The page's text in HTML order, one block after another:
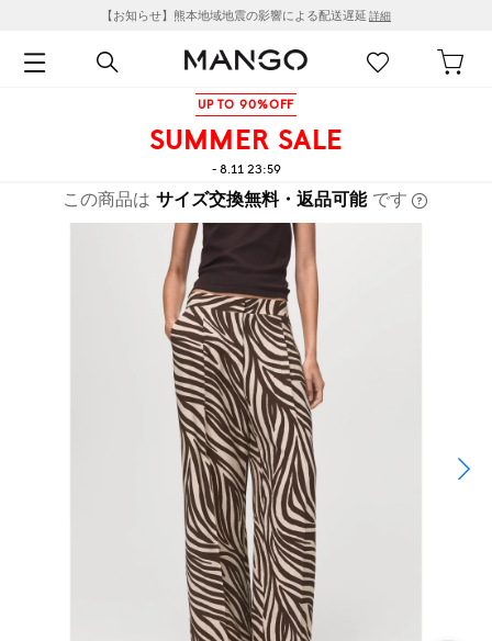
【お知らせ】熊本地域地震の影響による配送遅延 詳細
UP TO 90%OFF
SUMMER SALE
- 8.11 23:59
この商品は サイズ交換無料・返品可能 です